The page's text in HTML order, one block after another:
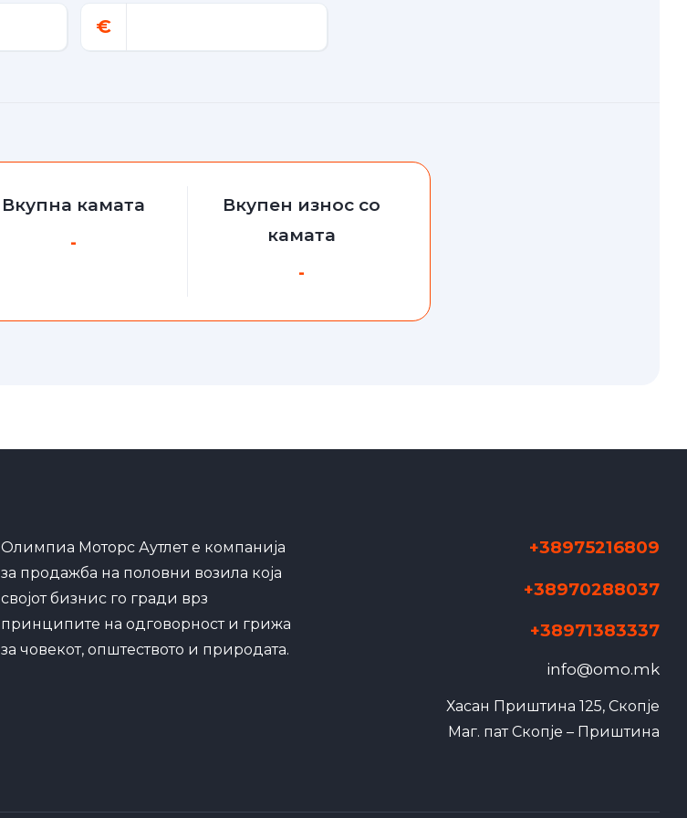
€
Вкупна камата
-
Вкупен износ со
камата
-
Олимпиа Моторс Аутлет е компанија
за продажба на половни возила која
својот бизнис го гради врз
принципите на одговорност и грижа
за човекот, општеството и природата.
+38975216809
+38970288037
+38971383337
info@omo.mk
Хасан Приштина 125, Скопје
Маг. пат Скопје – Приштина